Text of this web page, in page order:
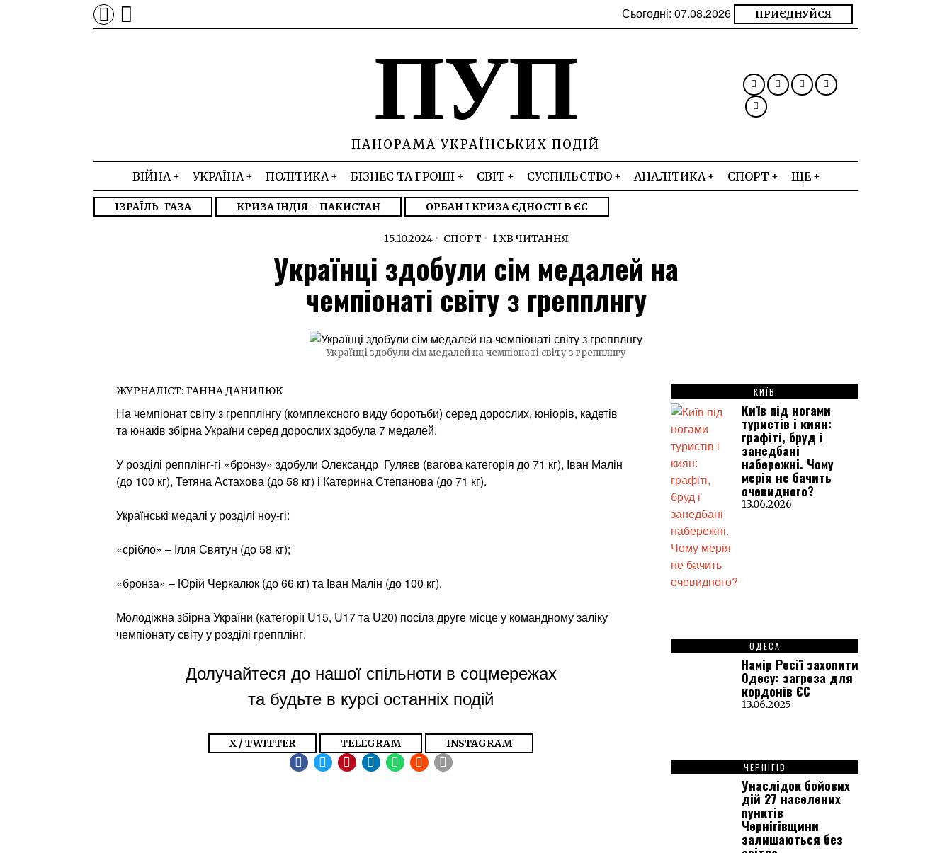
Сьогодні: 07.08.2026 ПРИЄДНУЙСЯ
ПУП
ПАНОРАМА УКРАЇНСЬКИХ ПОДІЙ
ВІЙНА УКРАЇНА ПОЛІТИКА БІЗНЕС ТА ГРОШІ СВІТ СУСПІЛЬСТВО АНАЛІТИКА СПОРТ ЩЕ
ІЗРАЇЛЬ-ГАЗА КРИЗА ІНДІЯ – ПАКИСТАН ОРБАН І КРИЗА ЄДНОСТІ В ЄС
15.10.2024 СПОРТ 1 ХВ ЧИТАННЯ
Українці здобули сім медалей на
чемпіонаті світу з грепплнгу
Українці здобули сім медалей на чемпіонаті світу з грепплнгу
ЖУРНАЛІСТ: ГАННА ДАНИЛЮК
На чемпіонат світу з грепплінгу (комплексного виду боротьби) серед дорослих, юніорів, кадетів
та юнаків збірна України серед дорослих здобула 7 медалей.
У розділі репплінг-гі «бронзу» здобули Олександр Гуляєв (вагова категорія до 71 кг), Іван Малін
(до 100 кг), Тетяна Астахова (до 58 кг) і Катерина Степанова (до 71 кг).
Українські медалі у розділі ноу-гі:
«срібло» – Ілля Святун (до 58 кг);
«бронза» – Юрій Черкалюк (до 66 кг) та Іван Малін (до 100 кг).
Молодіжна збірна України (категорії U15, U17 та U20) посіла друге місце у командному заліку
чемпіонату світу у розділі грепплінг.
Долучайтеся до нашої спільноти в соцмережах
та будьте в курсі останніх подій
X / TWITTER TELEGRAM INSTAGRAM
КИЇВ
Київ під ногами
туристів і киян:
графіті, бруд і
занедбані
набережні. Чому
мерія не бачить
очевидного?
13.06.2026
ОДЕСА
Намір Росії захопити
Одесу: загроза для
кордонів ЄС
13.06.2025
ЧЕРНІГІВ
Унаслідок бойових
дій 27 населених
пунктів
Чернігівщини
залишаються без